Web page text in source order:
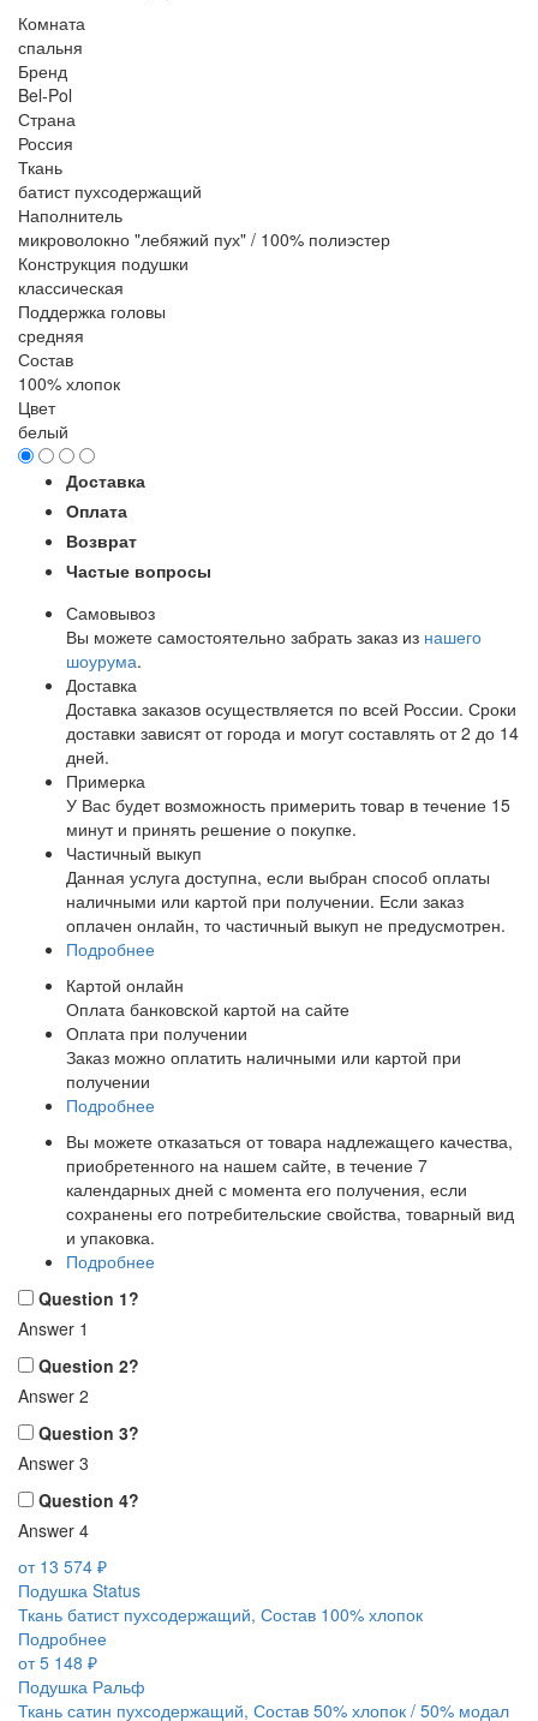
Комната
спальня
Бренд
Bel-Pol
Страна
Россия
Ткань
батист пухсодержащий
Наполнитель
микроволокно "лебяжий пух" / 100% полиэстер
Конструкция подушки
классическая
Поддержка головы
средняя
Состав
100% хлопок
Цвет
белый
Доставка
Оплата
Возврат
Частые вопросы
Самовывоз
Вы можете самостоятельно забрать заказ из нашего
шоурума.
Доставка
Доставка заказов осуществляется по всей России. Сроки
доставки зависят от города и могут составлять от 2 до 14
дней.
Примерка
У Вас будет возможность примерить товар в течение 15
минут и принять решение о покупке.
Частичный выкуп
Данная услуга доступна, если выбран способ оплаты
наличными или картой при получении. Если заказ
оплачен онлайн, то частичный выкуп не предусмотрен.
Подробнее
Картой онлайн
Оплата банковской картой на сайте
Оплата при получении
Заказ можно оплатить наличными или картой при
получении
Подробнее
Вы можете отказаться от товара надлежащего качества,
приобретенного на нашем сайте, в течение 7
календарных дней с момента его получения, если
сохранены его потребительские свойства, товарный вид
и упаковка.
Подробнее
Question 1?
Answer 1
Question 2?
Answer 2
Question 3?
Answer 3
Question 4?
Answer 4
от 13 574 ₽
Подушка Status
Ткань батист пухсодержащий, Состав 100% хлопок
Подробнее
от 5 148 ₽
Подушка Ральф
Ткань сатин пухсодержащий, Состав 50% хлопок / 50% модал